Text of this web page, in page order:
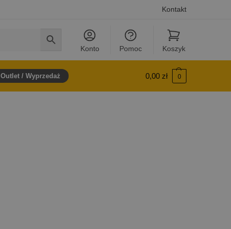
Kontakt
Konto Pomoc Koszyk
Outlet / Wyprzedaż 0,00 zł 0